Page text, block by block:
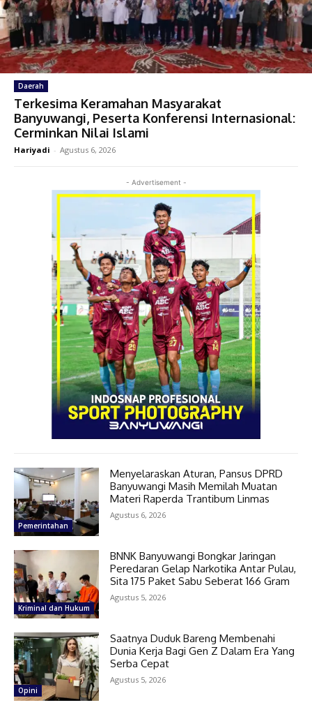
Daerah
Terkesima Keramahan Masyarakat
Banyuwangi, Peserta Konferensi Internasional:
Cerminkan Nilai Islami
Hariyadi - Agustus 6, 2026
- Advertisement -
Pemerintahan
Menyelaraskan Aturan, Pansus DPRD
Banyuwangi Masih Memilah Muatan
Materi Raperda Trantibum Linmas
Agustus 6, 2026
Kriminal dan Hukum
BNNK Banyuwangi Bongkar Jaringan
Peredaran Gelap Narkotika Antar Pulau,
Sita 175 Paket Sabu Seberat 166 Gram
Agustus 5, 2026
Opini
Saatnya Duduk Bareng Membenahi
Dunia Kerja Bagi Gen Z Dalam Era Yang
Serba Cepat
Agustus 5, 2026